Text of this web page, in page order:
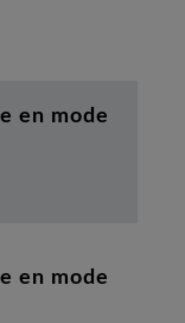
en mode
en mode